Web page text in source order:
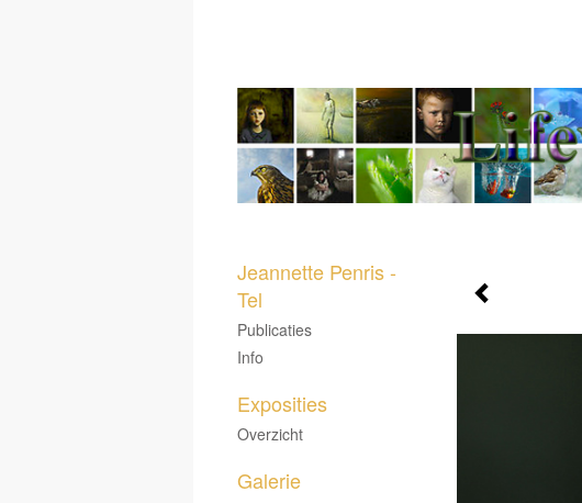
Jeannette Penris -
Tel
Publicaties
Info
Exposities
Overzicht
Galerie